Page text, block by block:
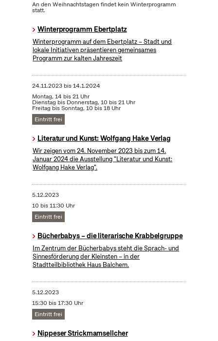
An den Weihnachtstagen findet kein Winterprogramm
statt.
Winterprogramm Ebertplatz
Winterprogramm auf dem Ebertplatz – Stadt und
lokale Initiativen präsentieren gemeinsames
Programm zur kalten Jahreszeit
24.11.2023bis14.1.2024
Montag, 14 bis 21 Uhr
Dienstag bis Donnerstag, 10 bis 21 Uhr
Freitag bis Sonntag, 10 bis 18 Uhr
Eintritt frei
Literatur und Kunst: Wolfgang Hake Verlag
Wir zeigen vom 24. November 2023 bis zum 14.
Januar 2024 die Ausstellung "Literatur und Kunst:
Wolfgang Hake Verlag".
5.12.2023
10 bis 11:30 Uhr
Eintritt frei
Bücherbabys – die literarische Krabbelgruppe
Im Zentrum der Bücherbabys steht die Sprach- und
Sinnesförderung der Kleinsten – in der
Stadtteilbibliothek Haus Balchem.
5.12.2023
15:30 bis 17:30 Uhr
Eintritt frei
Nippeser Strickmamsellcher